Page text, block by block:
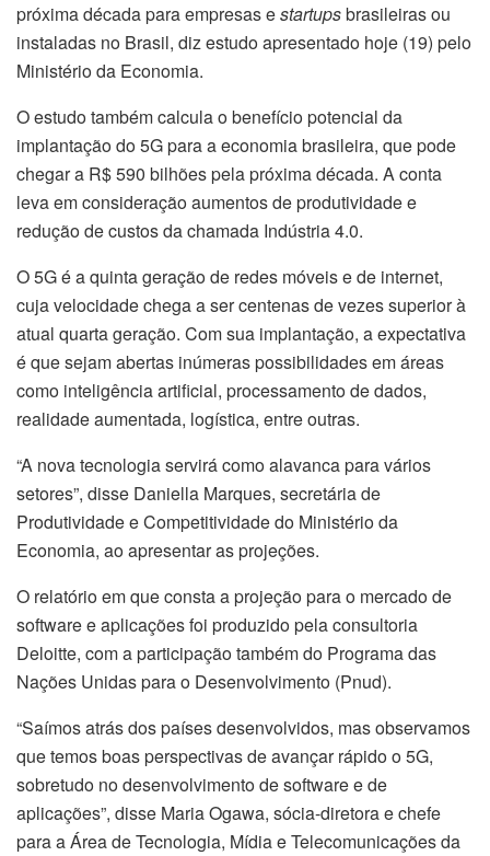
próxima década para empresas estartupsbrasileiras ou
instaladas no Brasil, diz estudo apresentado hoje (19) pelo
Ministério da Economia.
O estudo também calcula o benefício potencial da
implantação do 5G para a economia brasileira, que pode
chegar a R$ 590 bilhões pela próxima década. A conta
leva em consideração aumentos de produtividade e
redução de custos da chamada Indústria 4.0.
O 5G é a quinta geração de redes móveis e de internet,
cuja velocidade chega a ser centenas de vezes superior à
atual quarta geração. Com sua implantação, a expectativa
é que sejam abertas inúmeras possibilidades em áreas
como inteligência artificial, processamento de dados,
realidade aumentada, logística, entre outras.
“A nova tecnologia servirá como alavanca para vários
setores”, disse Daniella Marques, secretária de
Produtividade e Competitividade do Ministério da
Economia, ao apresentar as projeções.
O relatório em que consta a projeção para o mercado de
software e aplicações foi produzido pela consultoria
Deloitte, com a participação também do Programa das
Nações Unidas para o Desenvolvimento (Pnud).
“Saímos atrás dos países desenvolvidos, mas observamos
que temos boas perspectivas de avançar rápido o 5G,
sobretudo no desenvolvimento de software e de
aplicações”, disse Maria Ogawa, sócia-diretora e chefe
para a Área de Tecnologia, Mídia e Telecomunicações da